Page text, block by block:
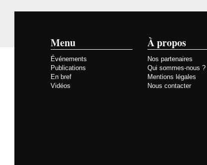
Menu
Événements
Publications
En bref
Vidéos
À propos
Nos partenaires
Qui sommes-nous ?
Mentions légales
Nous contacter